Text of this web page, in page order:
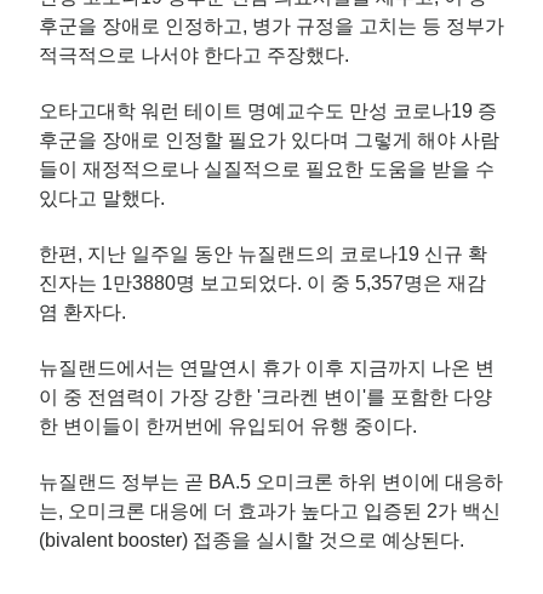
후군을 장애로 인정하고, 병가 규정을 고치는 등 정부가
적극적으로 나서야 한다고 주장했다.
오타고대학 워런 테이트 명예교수도 만성 코로나19 증
후군을 장애로 인정할 필요가 있다며 그렇게 해야 사람
들이 재정적으로나 실질적으로 필요한 도움을 받을 수
있다고 말했다.
한편, 지난 일주일 동안 뉴질랜드의 코로나19 신규 확
진자는 1만3880명 보고되었다. 이 중 5,357명은 재감
염 환자다.
뉴질랜드에서는 연말연시 휴가 이후 지금까지 나온 변
이 중 전염력이 가장 강한 '크라켄 변이'를 포함한 다양
한 변이들이 한꺼번에 유입되어 유행 중이다.
뉴질랜드 정부는 곧 BA.5 오미크론 하위 변이에 대응하
는, 오미크론 대응에 더 효과가 높다고 입증된 2가 백신
(bivalent booster) 접종을 실시할 것으로 예상된다.